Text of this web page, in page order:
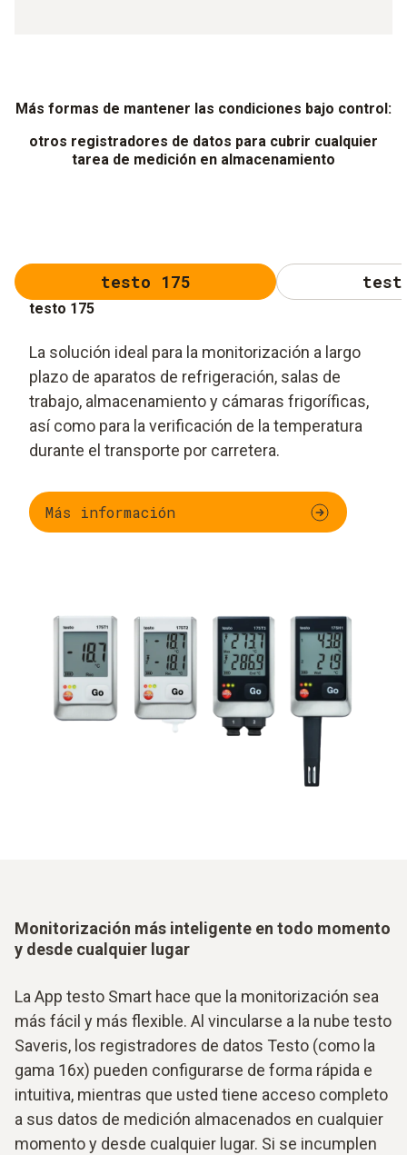
Más formas de mantener las condiciones bajo control:
otros registradores de datos para cubrir cualquier
tarea de medición en almacenamiento
testo 175
testo 175
La solución ideal para la monitorización a largo
plazo de aparatos de refrigeración, salas de
trabajo, almacenamiento y cámaras frigoríficas,
así como para la verificación de la temperatura
durante el transporte por carretera.
Más información
Monitorización más inteligente en todo momento
y desde cualquier lugar
La App testo Smart hace que la monitorización sea
más fácil y más flexible. Al vincularse a la nube testo
Saveris, los registradores de datos Testo (como la
gama 16x) pueden configurarse de forma rápida e
intuitiva, mientras que usted tiene acceso completo
a sus datos de medición almacenados en cualquier
momento y desde cualquier lugar. Si se incumplen